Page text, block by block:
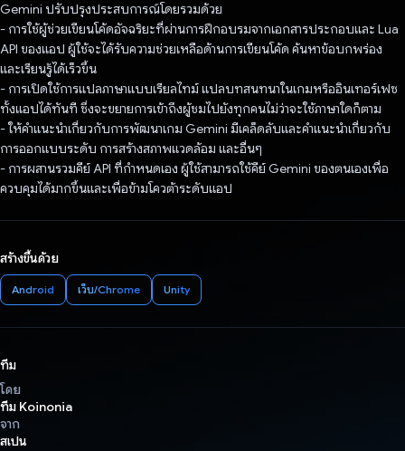
Gemini ปรับปรุงประสบการณ์โดยรวมด้วย
- การใช้ผู้ช่วยเขียนโค้ดอัจฉริยะที่ผ่านการฝึกอบรมจากเอกสารประกอบและ Lua
API ของแอป ผู้ใช้จะได้รับความช่วยเหลือด้านการเขียนโค้ด ค้นหาข้อบกพร่อง
และเรียนรู้ได้เร็วขึ้น
- การเปิดใช้การแปลภาษาแบบเรียลไทม์ แปลบทสนทนาในเกมหรืออินเทอร์เฟซ
ทั้งแอปได้ทันที ซึ่งจะขยายการเข้าถึงผู้ชมไปยังทุกคนไม่ว่าจะใช้ภาษาใดก็ตาม
- ให้คำแนะนำเกี่ยวกับการพัฒนาเกม Gemini มีเคล็ดลับและคำแนะนำเกี่ยวกับ
การออกแบบระดับ การสร้างสภาพแวดล้อม และอื่นๆ
- การผสานรวมคีย์ API ที่กําหนดเอง ผู้ใช้สามารถใช้คีย์ Gemini ของตนเองเพื่อ
ควบคุมได้มากขึ้นและเพื่อข้ามโควต้าระดับแอป
สร้างขึ้นด้วย
Android เว็บ/Chrome Unity
ทีม
โดย
ทีม Koinonia
จาก
สเปน